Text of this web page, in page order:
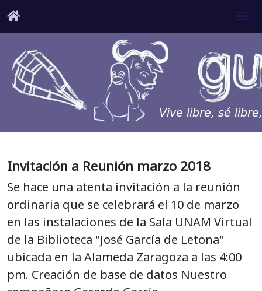
Invitación a Reunión marzo 2018
Se hace una atenta invitación a la reunión
ordinaria que se celebrará el 10 de marzo
en las instalaciones de la Sala UNAM Virtual
de la Biblioteca "José García de Letona"
ubicada en la Alameda Zaragoza a las 4:00
pm. Creación de base de datos Nuestro